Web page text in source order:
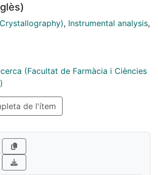
, Instrumental analysis,
(Facultat de Farmàcia i Ciències
de l'ítem